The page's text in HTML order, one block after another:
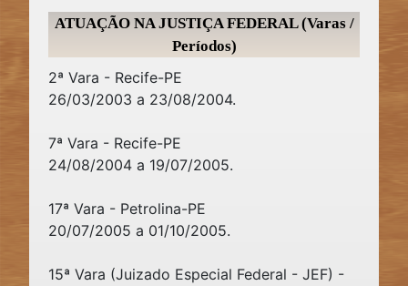
ATUAÇÃO NA JUSTIÇA FEDERAL (Varas /
Períodos)
2ª Vara - Recife-PE
26/03/2003 a 23/08/2004.
7ª Vara - Recife-PE
24/08/2004 a 19/07/2005.
17ª Vara - Petrolina-PE
20/07/2005 a 01/10/2005.
15ª Vara (Juizado Especial Federal - JEF) -